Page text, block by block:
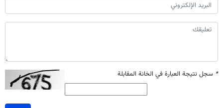
* سجل نتيجة العبارة في الخانة المقابلة